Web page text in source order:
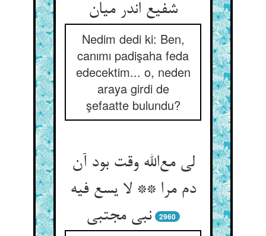
شفیع اندر میان
Nedim dedi ki: Ben,
canımı padişaha feda
edecektim... o, neden
araya girdi de
şefaatte bulundu?
لی مع‌الله وقت بود آن
دم مرا ** لا یسع فیه
نبی مجتبی
2960